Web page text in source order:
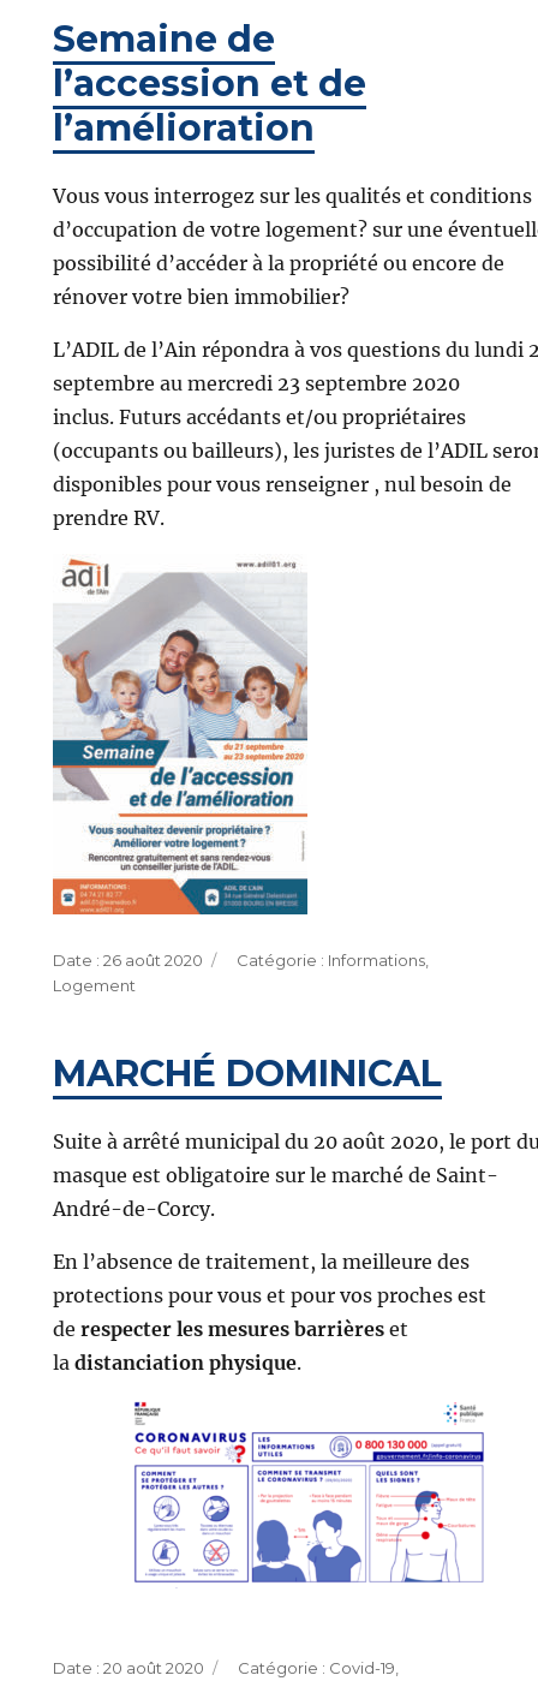
Semaine de
l’accession et de
l’amélioration
Vous vous interrogez sur les qualités et conditions
d’occupation de votre logement? sur une
possibilité d’accéder à la propriété ou encore de
rénover votre bien immobilier?
L’ADIL de l’Ain répondra à vos questions du lundi
septembre au mercredi 23 septembre 2020
inclus. Futurs accédants et/ou propriétaires
(occupants ou bailleurs), les juristes de l’ADIL
disponibles pour vous renseigner , nul besoin de
prendre RV.
Publié
le
26 août 2020 Catégories
Informations,
Logement
MARCHÉ DOMINICAL
Suite à arrêté municipal du 20 août 2020, le port
masque est obligatoire sur le marché de Saint-
André-de-Corcy.
En l’absence de traitement, la meilleure des
protections pour vous et pour vos proches est
de respecter les mesures barrièreset
la distanciation physique.
Publié
20 août 2020 Catégories
Covid-19,